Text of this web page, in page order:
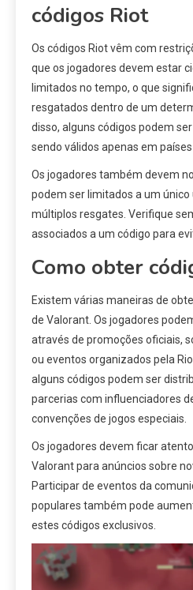
códigos Riot
Os códigos Riot vêm com
que os jogadores devem estar
limitados no tempo, o que
resgatados dentro de um
disso, alguns códigos podem
sendo válidos apenas em
Os jogadores também devem
podem ser limitados a um
múltiplos resgates. Verifique
associados a um código para
Como obter
Existem várias maneiras de
de Valorant. Os jogadores
através de promoções oficiais,
ou eventos organizados pela
alguns códigos podem ser
parcerias com influenciadores
convenções de jogos especiais.
Os jogadores devem ficar
Valorant para anúncios sobre
Participar de eventos da
populares também pode
estes códigos exclusivos.